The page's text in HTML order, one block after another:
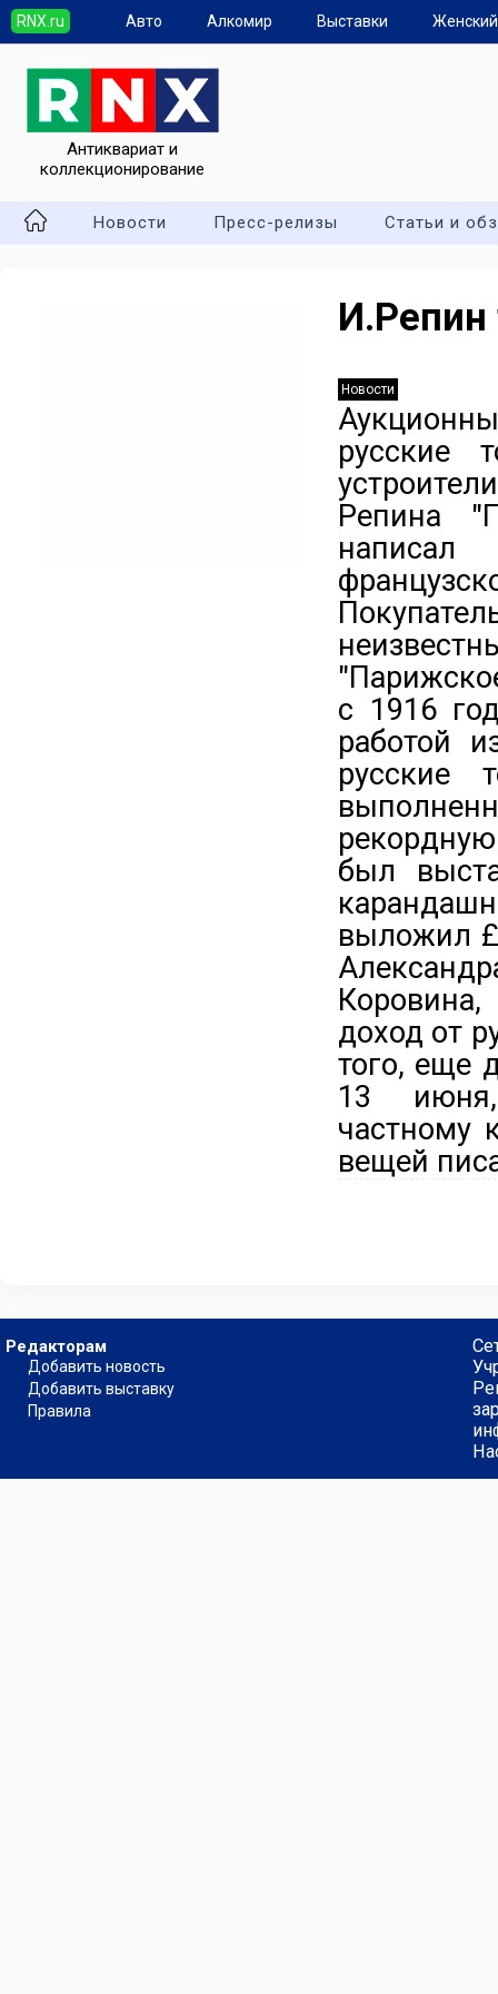
RNX.ru Авто Алкомир Выставки
Антиквариат и
коллекционирование
Новости Пресс-релизы Статьи и
И.Репин
Новости
русские
Репина
с 1916
работой
русские
был
выложил
доход от
того, еще
13 июня,
частному
вещей
Редакторам
Добавить новость
Добавить выставку
Правила